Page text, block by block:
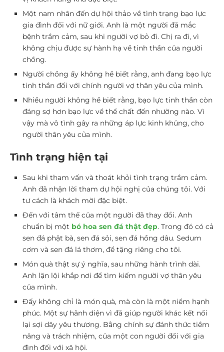
Một nam nhân đến dự hội thảo về tình trạng bạo lực
gia đình đối với nữ giới. Anh là một người đã mắc
bệnh trầm cảm, sau khi người vợ bỏ đi. Chị ra đi, vì
không chịu được sự hành hạ về tinh thần của người
chồng.
Người chồng ấy không hề biết rằng, anh đang bạo lực
tinh thần đối với chính người vợ thân yêu của mình.
Nhiều người không hề biết rằng, bạo lực tinh thần còn
đáng sợ hơn bạo lực về thể chất đến nhường nào. Vì
vậy mà vô tình gây ra những áp lực kinh khủng, cho
người thân yêu của mình.
Tình trạng hiện tại
Sau khi tham vấn và thoát khỏi tình trạng trầm cảm.
Anh đã nhận lời tham dự hội nghị của chúng tôi. Với
tư cách là khách mời đặc biệt.
Đến với tâm thế của một người đã thay đổi. Anh
chuẩn bị một bó hoa sen đá thật đẹp. Trong đó có cả
sen đá phật bà, sen đá sỏi, sen đá hồng dâu. Sedum
cơm và sen đá lá thơm, để tặng riêng cho tôi.
Món quà thật sự ý nghĩa, sau những hành trình dài.
Anh lặn lội khắp nơi để tìm kiếm người vợ thân yêu
của mình.
Đấy không chỉ là món quà, mà còn là một niềm hạnh
phúc. Một sự hãnh diện vì đã giúp người khác kết nối
lại sợi dây yêu thương. Bằng chính sự đánh thức tiềm
năng và trách nhiệm, của một con người đối với gia
đình đối với xã hội.